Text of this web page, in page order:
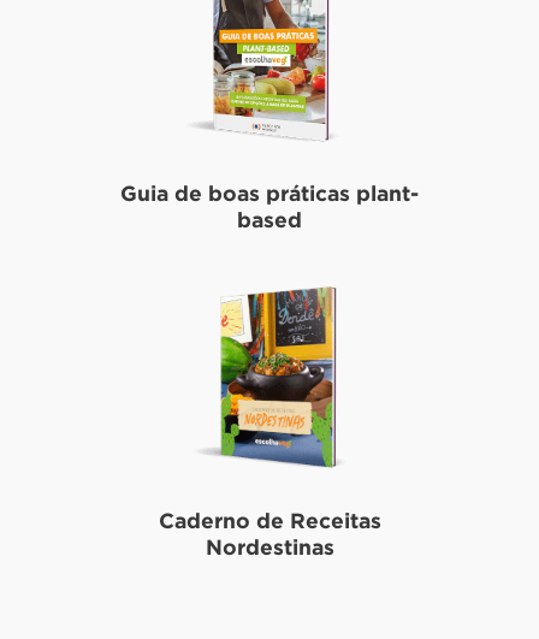
Guia de boas práticas plant-
based
Caderno de Receitas
Nordestinas